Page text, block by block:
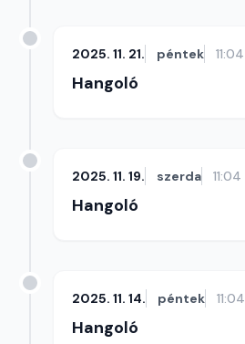
2025. 11. 21. péntek 11:04
Hangoló
2025. 11. 19. szerda 11:04
Hangoló
2025. 11. 14. péntek 11:04
Hangoló